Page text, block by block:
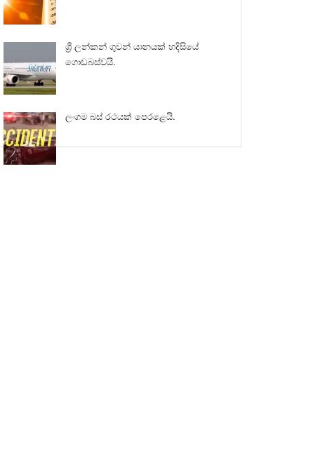
ශ්‍රී ලන්කන් ගුවන් යානයක් හදිසියේ
ගොඩබස්වයි.
ලංගම බස් රථයක් පෙරළෙයි.